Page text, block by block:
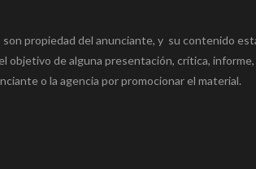
propiedad del anunciante, y su contenido
objetivo de alguna presentación, crítica,
o la agencia por promocionar el material.